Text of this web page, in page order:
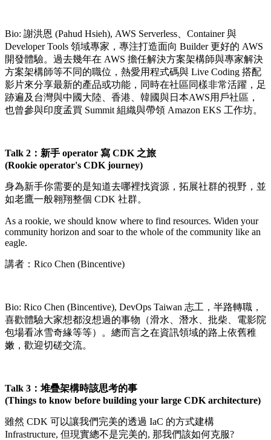
Bio: 謝洪恩 (Pahud Hsieh), AWS Serverless、Container 與
Developer Tools 領域專家，專注打造面向 Builder 更好的 AWS
開發體驗。過去幾年在 AWS 擔任解決方案架構師與專家解決
方案架構師等不同的職位，熱愛用程式碼與 Live Coding 搭配
影片來分享最新的產品或功能，同時在社區同樣非常活躍，足
跡遍及台灣與中國大陸、香港、韓國與日本AWS用戶社區，
也曾參與印度孟買 Summit 組織與帶領 Amazon EKS 工作坊。
Talk 2：新手 operator 寫 CDK 之旅
(Rookie operator's CDK journey)
身為新手你需要的是知道去哪裡找資源，拓展社群的視野，並
如老鷹一般翱翔整個 CDK 社群。
As a rookie, we should know where to find resources. Widen your
community horizon and soar to the whole of the community like an
eagle.
講者：Rico Chen (Bincentive)
Bio: Rico Chen (Bincentive), DevOps Taiwan 志工，半路轉職，
喜歡體驗大家想都沒想過的事物（滑水、潛水、批柴、電影院
包場看冰雪奇緣等等）。總而言之在資訊領域的路上依舊稚
嫩，歡迎切磋交流。
Talk 3：堆疊架構時該思考的事
(Things to know before building your large CDK architecture)
雖然 CDK 可以讓我們完美的透過 IaC 的方式建構
Infrastructure, 但現實總不是完美的, 那我們該如何克服?